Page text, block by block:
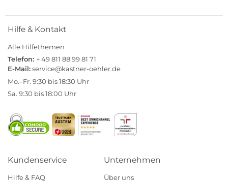
Hilfe & Kontakt
Alle Hilfethemen
Telefon: + 49 811 88 99 81 71
E-Mail:service@kastner-oehler.de
Mo.–Fr. 9:30 bis 18:30 Uhr
Sa. 9:30 bis 18:00 Uhr
Kundenservice
Hilfe & FAQ
Unternehmen
Über uns